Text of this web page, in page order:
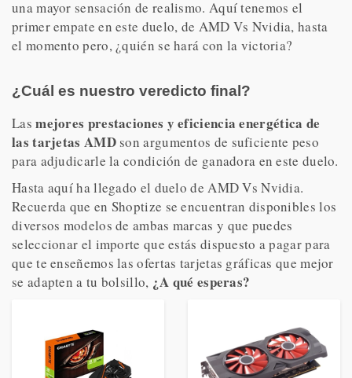
una mayor sensación de realismo. Aquí tenemos el
primer empate en este duelo, de AMD Vs Nvidia, hasta
el momento pero, ¿quién se hará con la victoria?
¿Cuál es nuestro veredicto final?
Lasmejores prestaciones y eficiencia energética de
las tarjetas AMDson argumentos de suficiente peso
para adjudicarle la condición de ganadora en este duelo.
Hasta aquí ha llegado el duelo de AMD Vs Nvidia.
Recuerda que en Shoptize se encuentran disponibles los
diversos modelos de ambas marcas y que puedes
seleccionar el importe que estás dispuesto a pagar para
que te enseñemos las ofertas tarjetas gráficas que mejor
se adapten a tu bolsillo, ¿A qué esperas?